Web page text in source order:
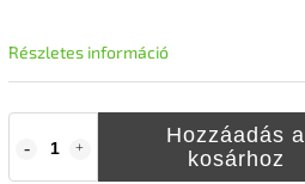
Hozzáadás a
kosárhoz
Részletes információ